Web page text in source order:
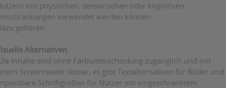
mit physischen, sensorischen oder kognitiven
verwendet werden können.
gehören:
Alternativen
Inhalte sind ohne Farbunterscheidung zugänglich und mit
Screenreader lesbar, es gibt Textalternativen für Bilder und
Schriftgrößen für Nutzer mit eingeschränktem